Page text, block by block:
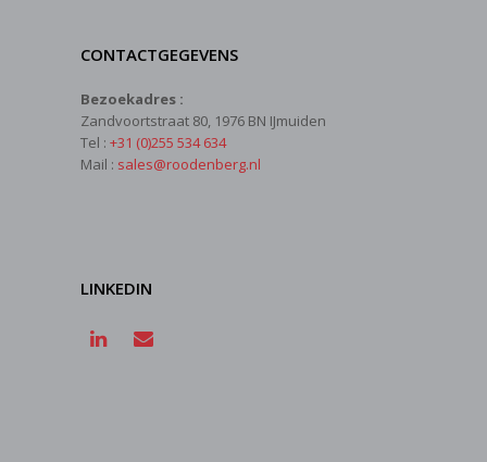
CONTACTGEGEVENS
Bezoekadres :
Zandvoortstraat 80, 1976 BN IJmuiden
Tel : +31 (0)255 534 634
Mail : sales@roodenberg.nl
LINKEDIN